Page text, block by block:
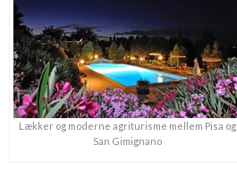
Lækker og moderne agriturisme mellem Pisa og
San Gimignano